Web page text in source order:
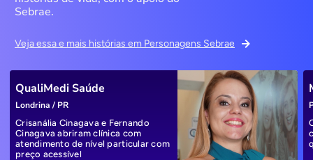
Sebrae.
Veja essa e mais histórias em Personagens Sebrae
QualiMedi Saúde
Londrina / PR
Crisanália Cinagava e Fernando
Cinagava abriram clínica com
atendimento de nível particular com
preço acessível